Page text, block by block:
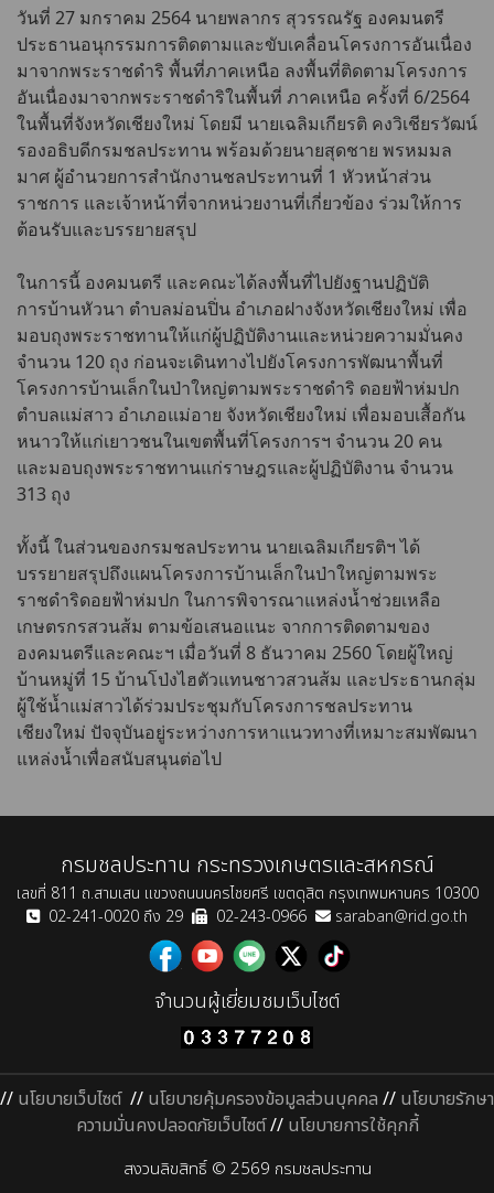
วันที่ 27 มกราคม 2564 นายพลากร สุวรรณรัฐ องคมนตรี
ประธานอนุกรรมการติดตามและขับเคลื่อนโครงการอันเนื่อง
มาจากพระราชดำริ พื้นที่ภาคเหนือ ลงพื้นที่ติดตามโครงการ
อันเนื่องมาจากพระราชดำริในพื้นที่ ภาคเหนือ ครั้งที่ 6/2564
ในพื้นที่จังหวัดเชียงใหม่ โดยมี นายเฉลิมเกียรติ คงวิเชียรวัฒน์
รองอธิบดีกรมชลประทาน พร้อมด้วยนายสุดชาย พรหมมล
มาศ ผู้อำนวยการสำนักงานชลประทานที่ 1 หัวหน้าส่วน
ราชการ และเจ้าหน้าที่จากหน่วยงานที่เกี่ยวข้อง ร่วมให้การ
ต้อนรับและบรรยายสรุป
ในการนี้ องคมนตรี และคณะได้ลงพื้นที่ไปยังฐานปฏิบัติ
การบ้านหัวนา ตำบลม่อนปิ่น อำเภอฝางจังหวัดเชียงใหม่ เพื่อ
มอบถุงพระราชทานให้แก่ผู้ปฏิบัติงานและหน่วยความมั่นคง
จำนวน 120 ถุง ก่อนจะเดินทางไปยังโครงการพัฒนาพื้นที่
โครงการบ้านเล็กในป่าใหญ่ตามพระราชดำริ ดอยฟ้าห่มปก
ตำบลแม่สาว อำเภอแม่อาย จังหวัดเชียงใหม่ เพื่อมอบเสื้อกัน
หนาวให้แก่เยาวชนในเขตพื้นที่โครงการฯ จำนวน 20 คน
และมอบถุงพระราชทานแก่ราษฎรและผู้ปฏิบัติงาน จำนวน
313 ถุง
ทั้งนี้ ในส่วนของกรมชลประทาน นายเฉลิมเกียรติฯ ได้
บรรยายสรุปถึงแผนโครงการบ้านเล็กในป่าใหญ่ตามพระ
ราชดำริดอยฟ้าห่มปก ในการพิจารณาแหล่งน้ำช่วยเหลือ
เกษตรกรสวนส้ม ตามข้อเสนอแนะ จากการติดตามของ
องคมนตรีและคณะฯ เมื่อวันที่ 8 ธันวาคม 2560 โดยผู้ใหญ่
บ้านหมู่ที่ 15 บ้านโป่งไฮตัวแทนชาวสวนส้ม และประธานกลุ่ม
ผู้ใช้น้ำแม่สาวได้ร่วมประชุมกับโครงการชลประทาน
เชียงใหม่ ปัจจุบันอยู่ระหว่างการหาแนวทางที่เหมาะสมพัฒนา
แหล่งน้ำเพื่อสนับสนุนต่อไป
กรมชลประทาน กระทรวงเกษตรและสหกรณ์
เลขที่ 811 ถ.สามเสน แขวงถนนนครไชยศรี เขตดุสิต กรุงเทพมหานคร 10300
02-241-0020 ถึง 29
02-243-0966 saraban@rid.go.th
จำนวนผู้เยี่ยมชมเว็บไซต์
// นโยบายเว็บไซต์ // นโยบายคุ้มครองข้อมูลส่วนบุคคล // นโยบายรักษา
ความมั่นคงปลอดภัยเว็บไซต์// นโยบายการใช้คุกกี้
สงวนลิขสิทธิ์ © 2569 กรมชลประทาน